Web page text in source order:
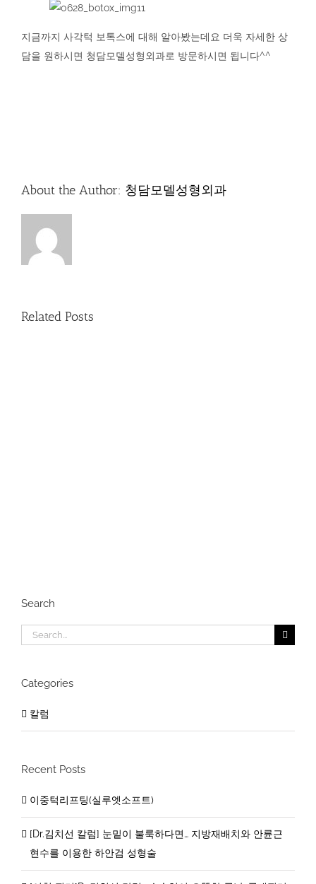
지금까지 사각턱 보톡스에 대해 알아봤는데요 더욱 자세한 상
담을 원하시면 청담모델성형외과로 방문하시면 됩니다^^
About the Author: 청담모델성형외과
Related Posts
Search
Search
Categories
칼럼
Recent Posts
이중턱리프팅(실루엣소프트)
[Dr.김치선 칼럼] 눈밑이 불룩하다면… 지방재배치와 안륜근
현수를 이용한 하안검 성형술